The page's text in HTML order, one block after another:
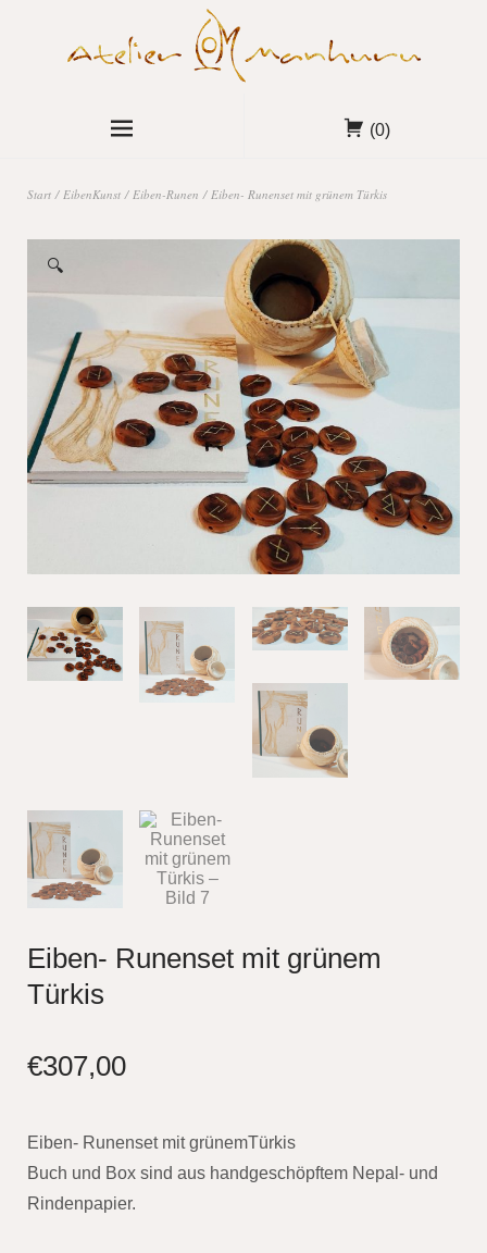
(0)
Start / EibenKunst / Eiben-Runen / Eiben- Runenset mit grünem Türkis
🔍
Eiben- Runenset mit grünem
Türkis
€307,00
Eiben- Runenset mit grünemTürkis
Buch und Box sind aus handgeschöpftem Nepal- und
Rindenpapier.